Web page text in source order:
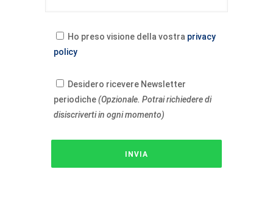
Ho preso visione della vostra privacy
policy
Desidero ricevere Newsletter
periodiche(Opzionale. Potrai richiedere di
disiscriverti in ogni momento)